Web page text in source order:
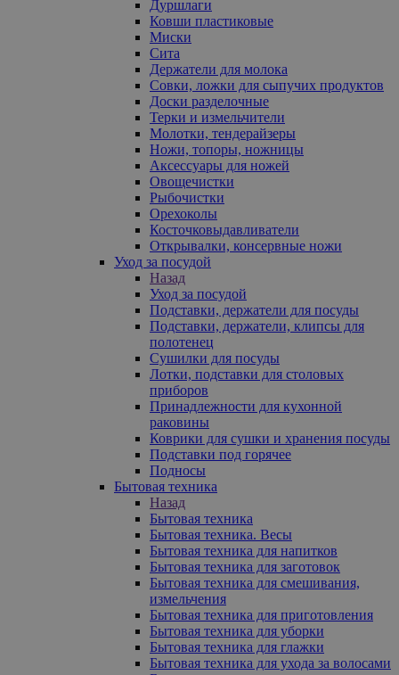
Дуршлаги
Ковши пластиковые
Миски
Сита
Держатели для молока
Совки, ложки для сыпучих продуктов
Доски разделочные
Терки и измельчители
Молотки, тендерайзеры
Ножи, топоры, ножницы
Аксессуары для ножей
Овощечистки
Рыбочистки
Орехоколы
Косточковыдавливатели
Открывалки, консервные ножи
Уход за посудой
Назад
Уход за посудой
Подставки, держатели для посуды
Подставки, держатели, клипсы для
полотенец
Сушилки для посуды
Лотки, подставки для столовых
приборов
Принадлежности для кухонной
раковины
Коврики для сушки и хранения посуды
Подставки под горячее
Подносы
Бытовая техника
Назад
Бытовая техника
Бытовая техника. Весы
Бытовая техника для напитков
Бытовая техника для заготовок
Бытовая техника для смешивания,
измельчения
Бытовая техника для приготовления
Бытовая техника для уборки
Бытовая техника для глажки
Бытовая техника для ухода за волосами